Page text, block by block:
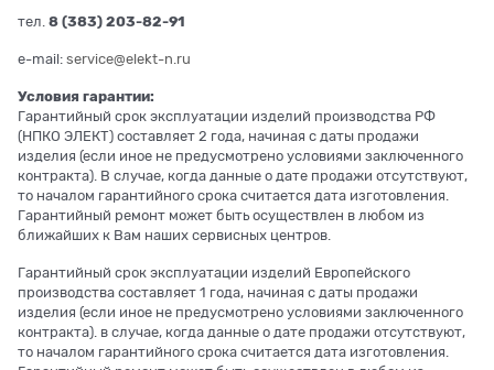
тел. 8 (383) 203-82-91
e-mail: service@elekt-n.ru
Условия гарантии:
Гарантийный срок эксплуатации изделий производства РФ
(НПКО ЭЛЕКТ) составляет 2 года, начиная с даты продажи
изделия (если иное не предусмотрено условиями заключенного
контракта). В случае, когда данные о дате продажи отсутствуют,
то началом гарантийного срока считается дата изготовления.
Гарантийный ремонт может быть осуществлен в любом из
ближайших к Вам наших сервисных центров.
Гарантийный срок эксплуатации изделий Европейского
производства составляет 1 года, начиная с даты продажи
изделия (если иное не предусмотрено условиями заключенного
контракта). в случае, когда данные о дате продажи отсутствуют,
то началом гарантийного срока считается дата изготовления.